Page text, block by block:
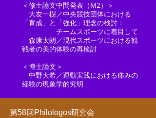
＜修士論文中間発表（M2）＞
大友一樹／中央競技団体における
「育成」と「強化」理念の検討：
チームスポーツに着目して
森康太朗／現代スポーツにおける観
戦者の美的体験の再検討
＜博士論文＞
中野大希／運動実践における痛みの
経験の現象学的究明
第58回Philologos研究会